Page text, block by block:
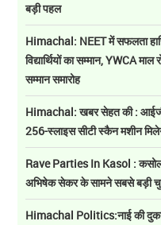
बड़ी पहल
Himachal: NEET में सफलता
विद्यार्थियों का सम्मान, YWCA
सम्मान समारोह
Himachal: खबर सेहत की :
256-स्लाइस सीटी स्कैन मशीन
Rave Parties In Kasol : कसोल
अभिषेक सेकर के सामने सबसे बड़ी
Himachal Politics:नाई की